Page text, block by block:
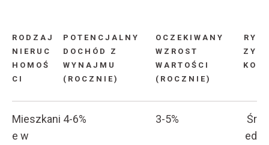
RODZAJ
NIERUC
HOMOŚ
CI
POTENCJALNY
DOCHÓD Z
WYNAJMU
(ROCZNIE)
OCZEKIWANY
WZROST
WARTOŚCI
(ROCZNIE)
RY
ZY
KO
Mieszkani
e w
4-6% 3-5%
Śr
ed